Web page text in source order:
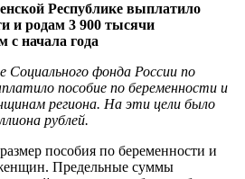
Республике выплатило
и родам 3 900 тысячи
начала года
Социального фонда России по
пособие по беременности и
региона. На эти цели было
рублей.
пособия по беременности и
Предельные суммы